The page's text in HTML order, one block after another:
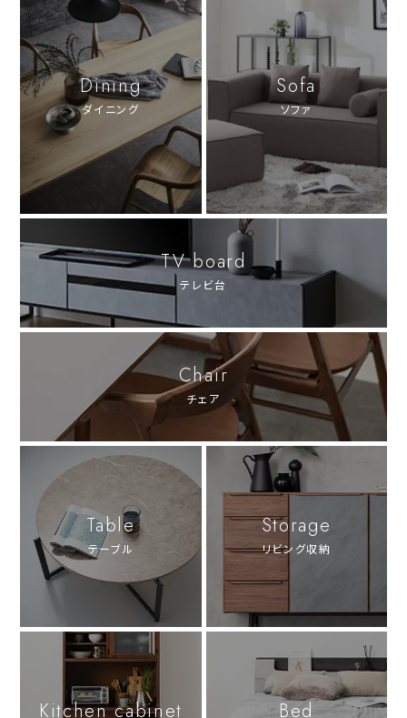
Dining
ダイニング
Sofa
ソファ
TV board
テレビ台
Chair
チェア
Table
テーブル
Storage
リビング収納
Kitchen cabinet Bed